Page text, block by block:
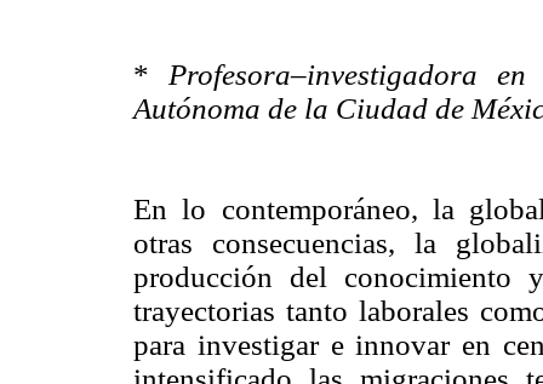
* Profesora–investigadora
Autónoma de la Ciudad de
En lo contemporáneo, la
otras consecuencias, la
producción del conocimiento
trayectorias tanto laborales
para investigar e innovar en